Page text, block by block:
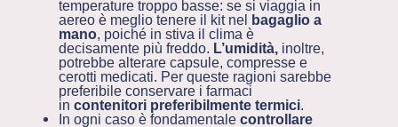
temperature troppo basse: se si viaggia in
aereo è meglio tenere il kit nel bagaglio a
mano, poiché in stiva il clima è
decisamente più freddo. L’umidità,inoltre,
potrebbe alterare capsule, compresse e
cerotti medicati. Per queste ragioni sarebbe
preferibile conservare i farmaci
in contenitori preferibilmente termici.
In ogni caso è fondamentale controllare